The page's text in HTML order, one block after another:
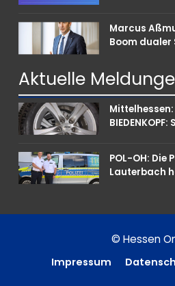
Marcus
Boom
punkten
Aktuelle
Mittelhessen:
POL-OH: Die
Lauterbach
© Hessen
Impressum